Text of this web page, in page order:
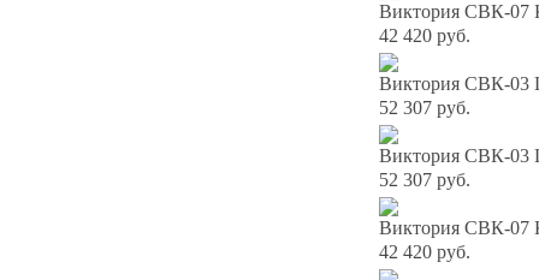
Виктория СВК-07
42 420 руб.
Виктория СВК-03
52 307 руб.
Виктория СВК-03
52 307 руб.
Виктория СВК-07
42 420 руб.